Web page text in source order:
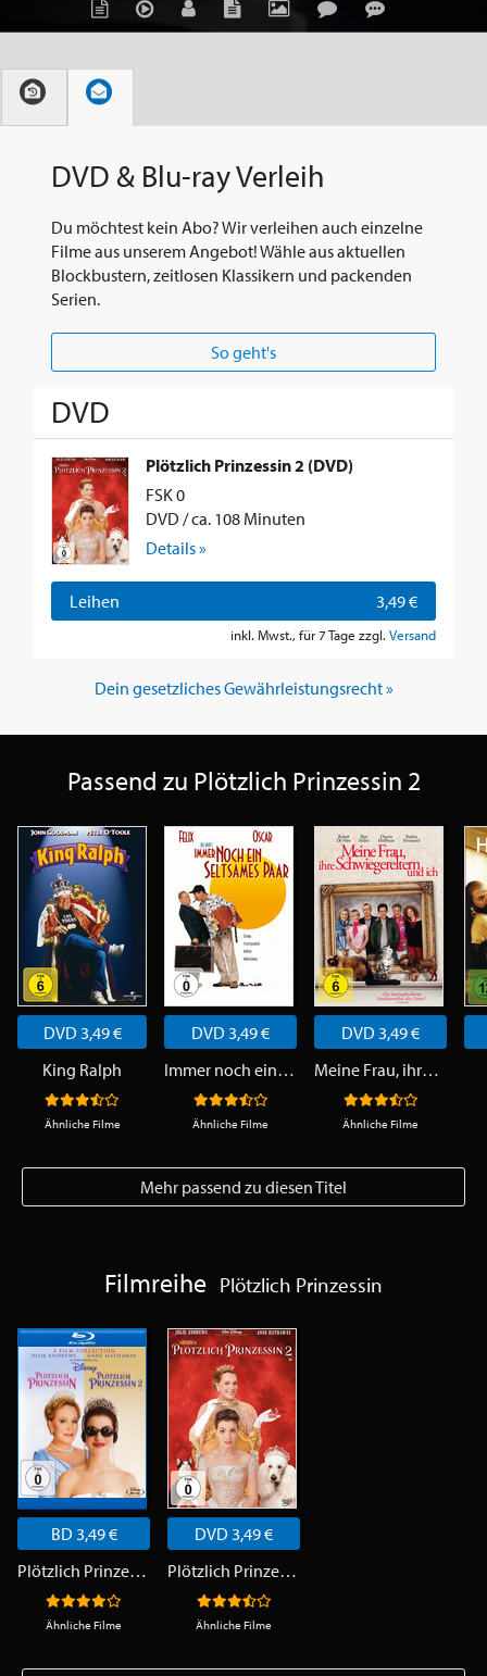
DVD & Blu-ray Verleih
Du möchtest kein Abo? Wir verleihen auch einzelne
Filme aus unserem Angebot! Wähle aus aktuellen
Blockbustern, zeitlosen Klassikern und packenden
Serien.
So geht's
DVD
Plötzlich Prinzessin 2 (DVD)
FSK 0
DVD / ca. 108 Minuten
Details »
Leihen 3,49 €
inkl. Mwst., für 7 Tage zzgl. Versand
Dein gesetzliches Gewährleistungsrecht »
Passend zu Plötzlich Prinzessin 2
DVD 3,49 €
King Ralph
Ähnliche Filme
DVD 3,49 €
Immer noch ein seltsames Paar
Ähnliche Filme
DVD 3,49 €
Meine Frau, ihre Schwiegereltern und ich
Ähnliche Filme
Mehr passend zu diesen Titel
Filmreihe Plötzlich Prinzessin
BD 3,49 €
Plötzlich Prinzessin
Ähnliche Filme
DVD 3,49 €
Plötzlich Prinzessin 2
Ähnliche Filme